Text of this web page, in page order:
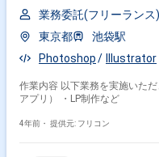
業務委託(フリーランス)
東京都
池袋駅
Photoshop
Illustrator
作業内容 以下業務を実施いた
アプリ） ・LP制作など
4年前・ 提供元: フリコン